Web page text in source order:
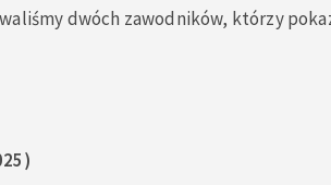
dwóch zawodników, którzy